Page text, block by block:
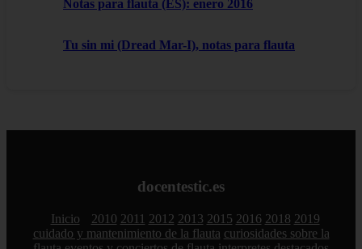
Notas para flauta (ES): enero 2016
Tu sin mi (Dread Mar-I), notas para flauta
docentestic.es
Inicio 2010 2011 2012 2013 2015 2016 2018 2019
cuidado y mantenimiento de la flauta curiosidades sobre la